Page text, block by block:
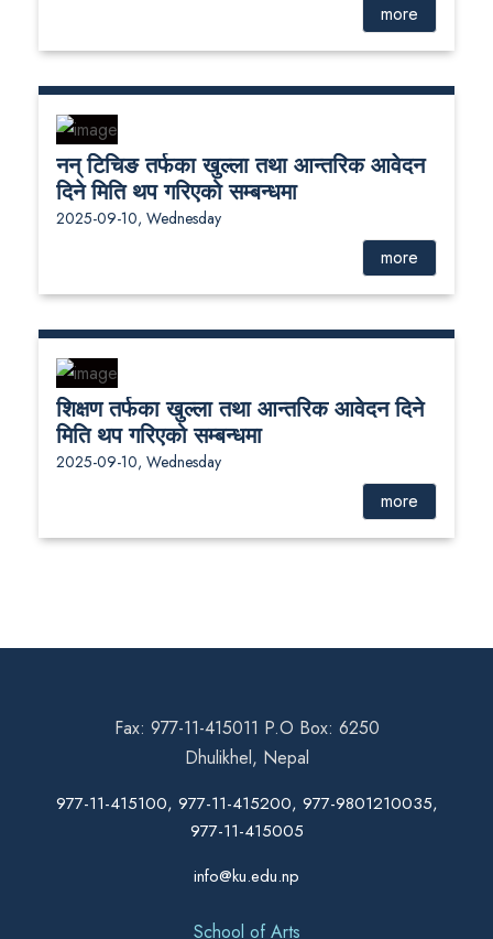
more
नन् टिचिङ तर्फका खुल्ला तथा आन्तरिक आवेदन
दिने मिति थप गरिएको सम्बन्धमा
2025-09-10, Wednesday
more
शिक्षण तर्फका खुल्ला तथा आन्तरिक आवेदन दिने
मिति थप गरिएको सम्बन्धमा
2025-09-10, Wednesday
more
Fax: 977-11-415011 P.O Box: 6250
Dhulikhel, Nepal
977-11-415100, 977-11-415200, 977-9801210035,
977-11-415005
info@ku.edu.np
School of Arts